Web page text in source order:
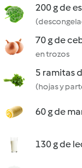
200 g de
70 g de
en trozos
5 ramitas
(hojas y
60 g de
130 g de